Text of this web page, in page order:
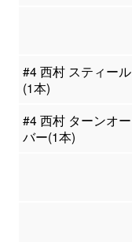
#4 西村 スティール
(1本)
#4 西村 ターンオー
バー(1本)